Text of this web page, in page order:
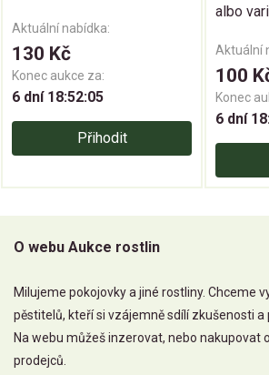
Aktuální nabídka:
130 Kč
Konec aukce za:
6 dní 18:52:04
Přihodit
albo
Aktuální
100
Konec
6 dní
O webu Aukce rostlin
Milujeme pokojovky a jiné rostliny. Chceme
pěstitelů, kteří si vzájemně sdílí zkušenosti a
Na webu můžeš inzerovat, nebo nakupovat
prodejců.